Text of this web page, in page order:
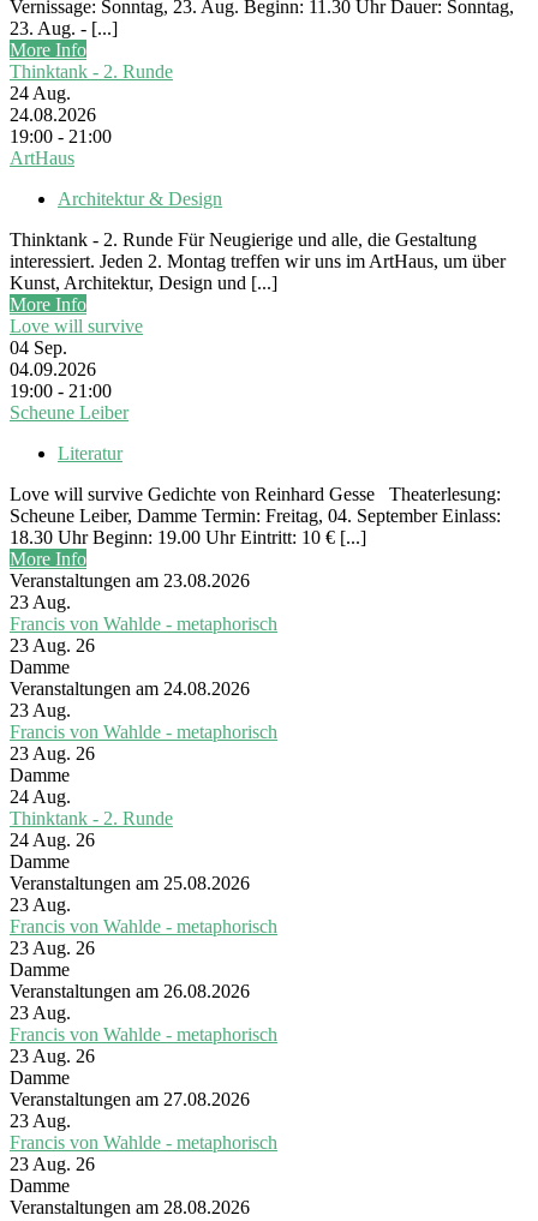
Vernissage: Sonntag, 23. Aug. Beginn: 11.30 Uhr Dauer: Sonntag,
23. Aug. - [...]
More Info
Thinktank - 2. Runde
24 Aug.
24.08.2026
19:00 - 21:00
ArtHaus
Architektur & Design
Thinktank - 2. Runde Für Neugierige und alle, die Gestaltung
interessiert. Jeden 2. Montag treffen wir uns im ArtHaus, um über
Kunst, Architektur, Design und [...]
More Info
Love will survive
04 Sep.
04.09.2026
19:00 - 21:00
Scheune Leiber
Literatur
Love will survive Gedichte von Reinhard Gesse Theaterlesung:
Scheune Leiber, Damme Termin: Freitag, 04. September Einlass:
18.30 Uhr Beginn: 19.00 Uhr Eintritt: 10 € [...]
More Info
Veranstaltungen am 23.08.2026
23 Aug.
Francis von Wahlde - metaphorisch
23 Aug. 26
Damme
Veranstaltungen am 24.08.2026
23 Aug.
Francis von Wahlde - metaphorisch
23 Aug. 26
Damme
24 Aug.
Thinktank - 2. Runde
24 Aug. 26
Damme
Veranstaltungen am 25.08.2026
23 Aug.
Francis von Wahlde - metaphorisch
23 Aug. 26
Damme
Veranstaltungen am 26.08.2026
23 Aug.
Francis von Wahlde - metaphorisch
23 Aug. 26
Damme
Veranstaltungen am 27.08.2026
23 Aug.
Francis von Wahlde - metaphorisch
23 Aug. 26
Damme
Veranstaltungen am 28.08.2026